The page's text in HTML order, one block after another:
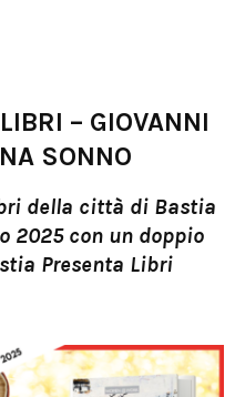
– GIOVANNI
SONNO
della città di Bastia
2025 con un doppio
Presenta Libri